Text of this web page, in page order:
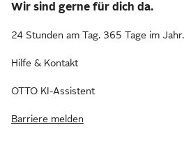
Wir sind gerne für dich da.
24 Stunden am Tag. 365 Tage im Jahr.
Hilfe & Kontakt
OTTO KI-Assistent
Barriere melden